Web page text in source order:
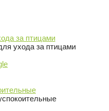
за птицами
ухода за птицами